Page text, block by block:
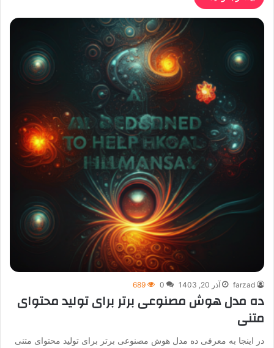
farzad آذر 20, 1403 0
689
ده مدل هوش مصنوعی برتر برای تولید محتوای
متنی
در اینجا به معرفی ده مدل هوش مصنوعی برتر برای تولید محتوای متنی